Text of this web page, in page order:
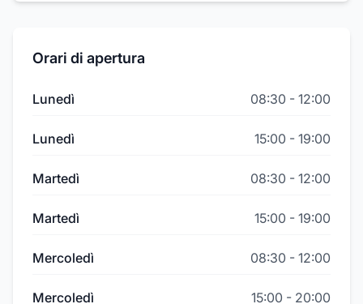
Orari di apertura
Lunedì 08:30 - 12:00
Lunedì 15:00 - 19:00
Martedì 08:30 - 12:00
Martedì 15:00 - 19:00
Mercoledì 08:30 - 12:00
Mercoledì 15:00 - 20:00